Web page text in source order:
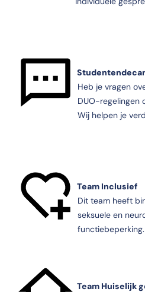
Heb je vragen
DUO-regelingen
Wij helpen je
Team Inclusief
Dit team heeft
seksuele en
functiebeperking.
Team Huiselijk